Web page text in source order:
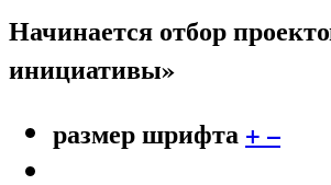
Начинается отбор
инициативы»
размер шрифта + –